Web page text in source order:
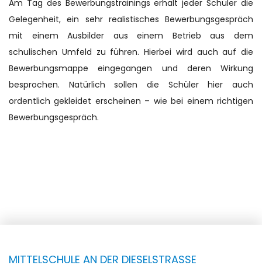
Am Tag des Bewerbungstrainings erhält jeder Schüler die
Gelegenheit, ein sehr realistisches Bewerbungsgespräch
mit einem Ausbilder aus einem Betrieb aus dem
schulischen Umfeld zu führen. Hierbei wird auch auf die
Bewerbungsmappe eingegangen und deren Wirkung
besprochen. Natürlich sollen die Schüler hier auch
ordentlich gekleidet erscheinen – wie bei einem richtigen
Bewerbungsgespräch.
MITTELSCHULE AN DER DIESELSTRASSE